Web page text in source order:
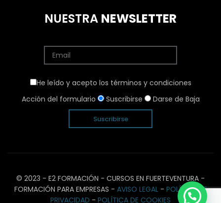
NUESTRA NEWSLETTER
He leído y acepto los términos y condiciones
Acción del formulario
Suscribirse Darse de Baja
© 2023 - E2 FORMACIÓN - CURSOS EN FUERTEVENTURA -
FORMACIÓN PARA EMPRESAS - AVISO LEGAL- POLÍTICA DE
PRIVACIDAD - POLÍTICA DE COOKIES
¿Necesitas Ayuda?